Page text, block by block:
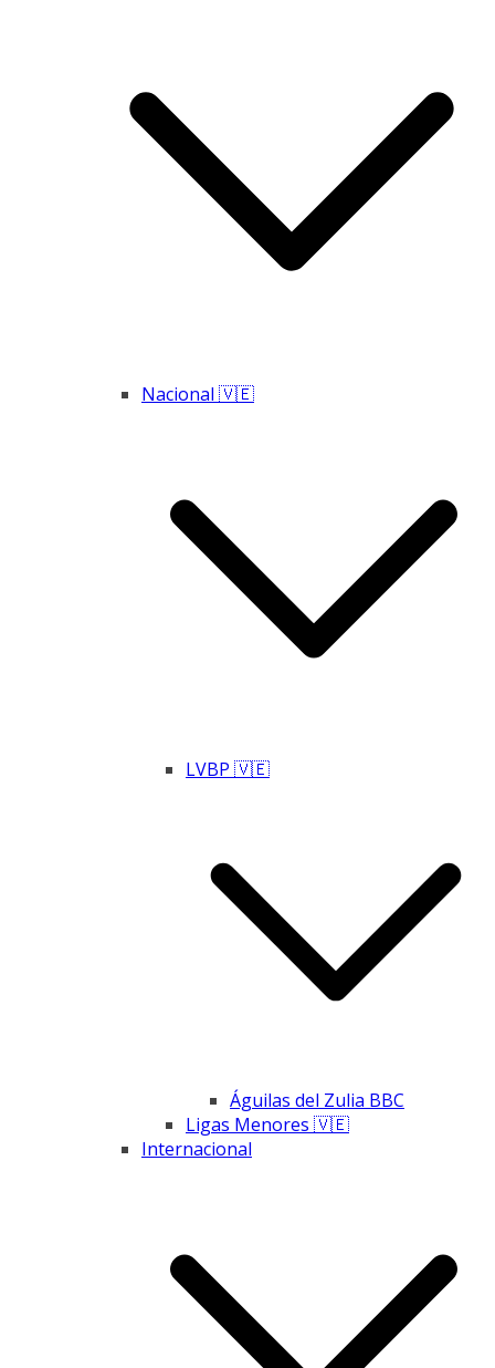
Nacional 🇻🇪
LVBP 🇻🇪
Águilas del Zulia BBC
Ligas Menores 🇻🇪
Internacional